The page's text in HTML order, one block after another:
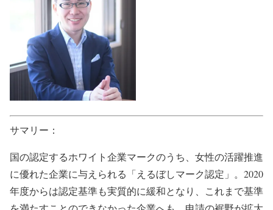
サマリー：
国の認定するホワイト企業マークのうち、女性の活躍推進
に優れた企業に与えられる「えるぼしマーク認定」。2020
年度からは認定基準も実質的に緩和となり、これまで基準